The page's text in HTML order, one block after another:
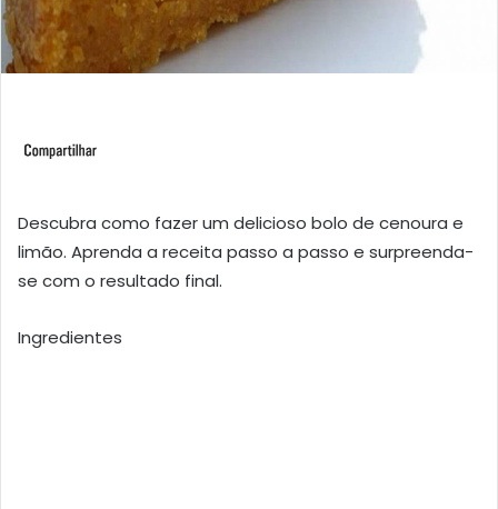
Descubra como fazer um delicioso bolo de cenoura e
limão. Aprenda a receita passo a passo e surpreenda-
se com o resultado final.
Ingredientes